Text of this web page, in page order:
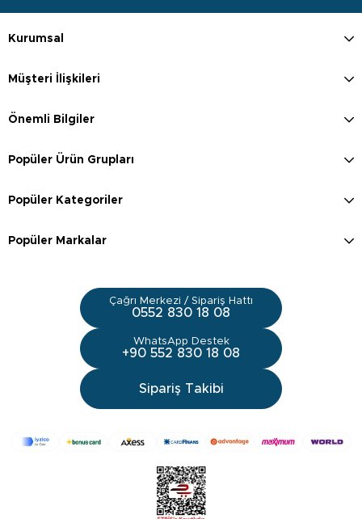
Kurumsal
Müşteri İlişkileri
Önemli Bilgiler
Popüler Ürün Grupları
Popüler Kategoriler
Popüler Markalar
Çağrı Merkezi / Sipariş Hattı
0552 830 18 08
WhatsApp Destek
+90 552 830 18 08
Sipariş Takibi